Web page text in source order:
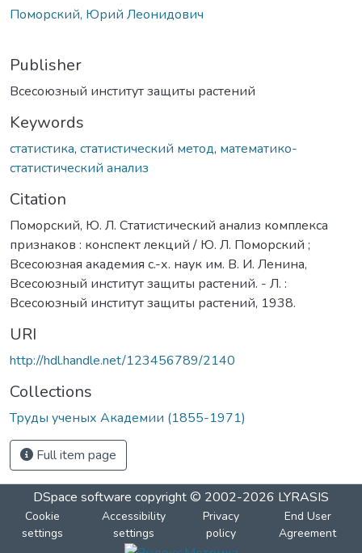
Поморский, Юрий Леонидович
Publisher
Всесоюзный институт защиты растений
Keywords
статистика, статистический метод, математико-
статистический анализ
Citation
Поморский, Ю. Л. Статистический анализ комплекса
признаков : конспект лекций / Ю. Л. Поморский ;
Всесоюзная академия с.-х. наук им. В. И. Ленина,
Всесоюзный институт защиты растений. - Л. :
Всесоюзный институт защиты растений, 1938.
URI
http://hdl.handle.net/123456789/2140
Collections
Труды ученых Академии (1855-1971)
Full item page
DSpace software copyright © 2002-2026 LYRASIS
Cookie
settings
Accessibility
settings
Privacy
policy
End User
Agreement